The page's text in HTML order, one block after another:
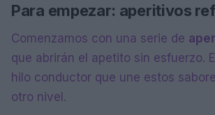
Para empezar: aperitivos
Comenzamos con una serie de
que abrirán el apetito sin esfuerzo. El
hilo conductor que une estos
otro nivel.